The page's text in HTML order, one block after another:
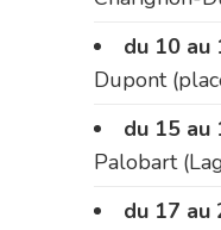
du 10 au
Dupont
du 15 au
Palobart
du 17 au